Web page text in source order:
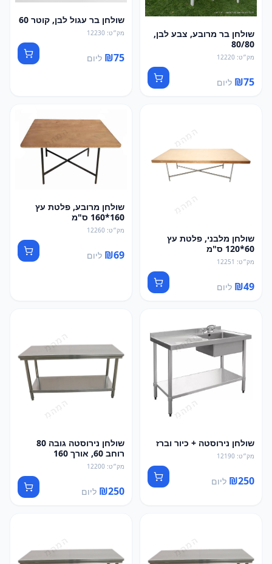
שולחן בר מרובע, צבע לבן,
80/80
מק״ט:
12220
₪75 ליום
שולחן בר עגול לבן, קוטר 60
מק״ט:
12230
₪75 ליום
שולחן מלבני, פלטת עץ
60*120 ס"מ
מק״ט:
12251
₪49 ליום
שולחן מרובע, פלטת עץ
160*160 ס"מ
מק״ט:
12260
₪69 ליום
שולחן נירוסטה + כיור וברז
מק״ט:
12190
₪250 ליום
שולחן נירוסטה גובה 80
רוחב 60, אורך 160
מק״ט:
12200
₪250 ליום